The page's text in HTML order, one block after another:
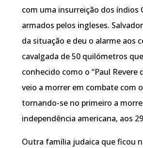
com uma insurreição dos índios
armados pelos ingleses.
da situação e deu o alarme aos
cavalgada de 50 quilómetros
conhecido como o “Paul Revere
veio a morrer em combate com
tornando-se no primeiro a
independência americana, aos
Outra família judaica que ficou